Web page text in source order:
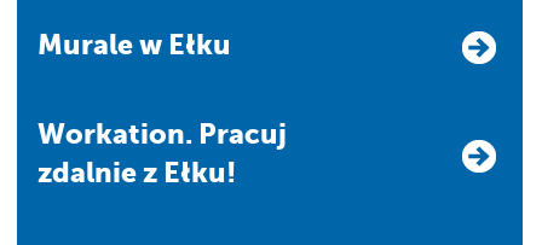
Murale w Ełku
Workation. Pracuj
zdalnie z Ełku!